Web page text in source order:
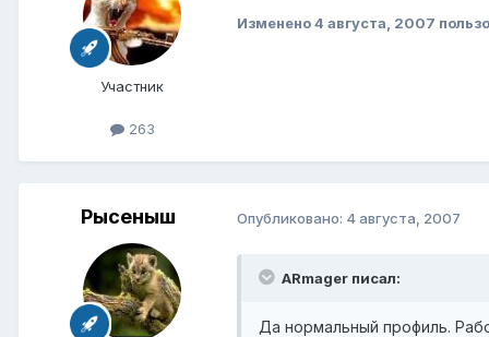
Участник
263
Изменено4 августа, 2007
Рысеныш Опубликовано: 4 августа, 2007
ARmager писал:
Да нормальный профиль.